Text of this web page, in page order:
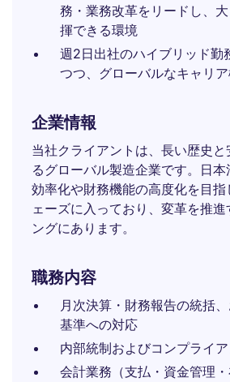
務・業務改革をリードし、
揮できる環境
週2日出社のハイブリッド勤
つつ、グローバルなキャリ
企業情報
当社クライアントは、長い歴史
るグローバル製造企業です。日
効率化や財務機能の高度化を目指
ェーズに入っており、変革を推進
ングにあります。
職務内容
月次決算・財務報告の統括
基準への対応
内部統制およびコンプライ
会計業務（支払・資金管理・